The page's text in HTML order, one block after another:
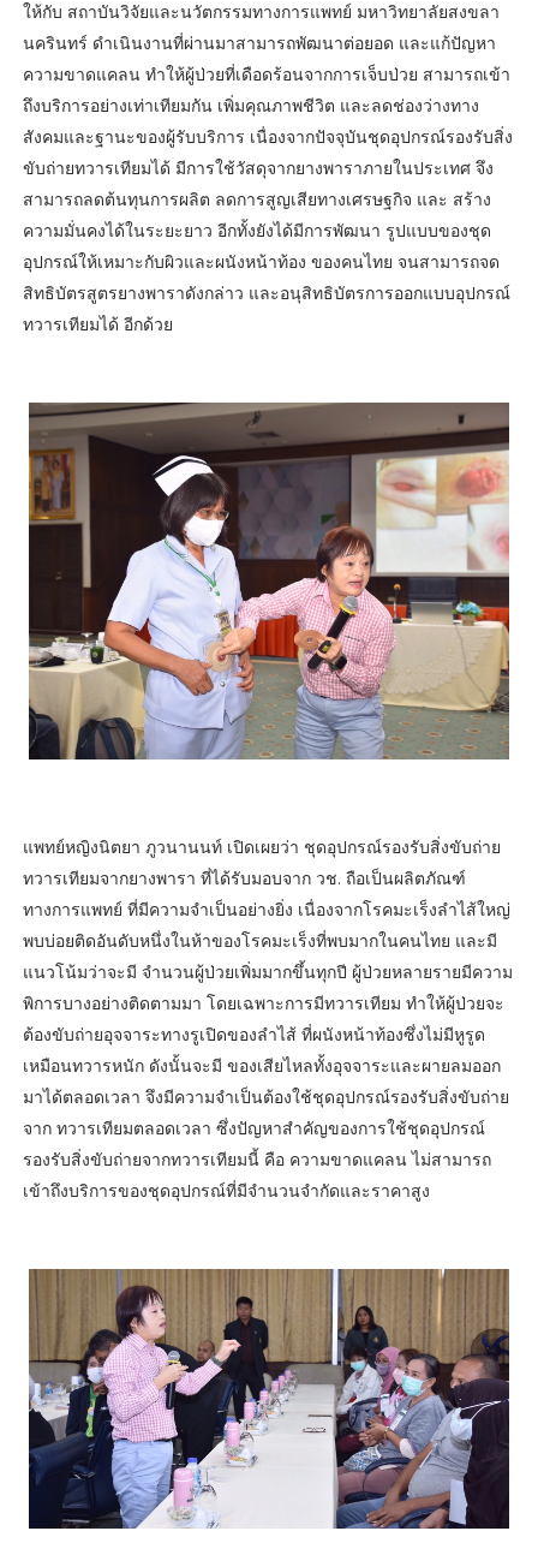
ให้กับ สถาบันวิจัยและนวัตกรรมทางการแพทย์ มหาวิทยาลัยสงขลา
นครินทร์ ดําเนินงานที่ผ่านมาสามารถพัฒนาต่อยอด และแก้ปัญหา
ความขาดแคลน ทําให้ผู้ป่วยที่เดือดร้อนจากการเจ็บป่วย สามารถเข้า
ถึงบริการอย่างเท่าเทียมกัน เพิ่มคุณภาพชีวิต และลดช่องว่างทาง
สังคมและฐานะของผู้รับบริการ เนื่องจากปัจจุบันชุดอุปกรณ์รองรับสิ่ง
ขับถ่ายทวารเทียมได้ มีการใช้วัสดุจากยางพาราภายในประเทศ จึง
สามารถลดต้นทุนการผลิต ลดการสูญเสียทางเศรษฐกิจ และ สร้าง
ความมั่นคงได้ในระยะยาว อีกทั้งยังได้มีการพัฒนา รูปแบบของชุด
อุปกรณ์ให้เหมาะกับผิวและผนังหน้าท้อง ของคนไทย จนสามารถจด
สิทธิบัตรสูตรยางพาราดังกล่าว และอนุสิทธิบัตรการออกแบบอุปกรณ์
ทวารเทียมได้ อีกด้วย
แพทย์หญิงนิตยา ภูวนานนท์ เปิดเผยว่า ชุดอุปกรณ์รองรับสิ่งขับถ่าย
ทวารเทียมจากยางพารา ที่ได้รับมอบจาก วช. ถือเป็นผลิตภัณฑ์
ทางการแพทย์ ที่มีความจําเป็นอย่างยิ่ง เนื่องจากโรคมะเร็งลําไส้ใหญ่
พบบ่อยติดอันดับหนึ่งในห้าของโรคมะเร็งที่พบมากในคนไทย และมี
แนวโน้มว่าจะมี จํานวนผู้ป่วยเพิ่มมากขึ้นทุกปี ผู้ป่วยหลายรายมีความ
พิการบางอย่างติดตามมา โดยเฉพาะการมีทวารเทียม ทําให้ผู้ป่วยจะ
ต้องขับถ่ายอุจจาระทางรูเปิดของลําไส้ ที่ผนังหน้าท้องซึ่งไม่มีหูรูด
เหมือนทวารหนัก ดังนั้นจะมี ของเสียไหลทั้งอุจจาระและผายลมออก
มาได้ตลอดเวลา จึงมีความจําเป็นต้องใช้ชุดอุปกรณ์รองรับสิ่งขับถ่าย
จาก ทวารเทียมตลอดเวลา ซึ่งปัญหาสําคัญของการใช้ชุดอุปกรณ์
รองรับสิ่งขับถ่ายจากทวารเทียมนี้ คือ ความขาดแคลน ไม่สามารถ
เข้าถึงบริการของชุดอุปกรณ์ที่มีจํานวนจํากัดและราคาสูง